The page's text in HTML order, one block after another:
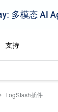
LogStash插件